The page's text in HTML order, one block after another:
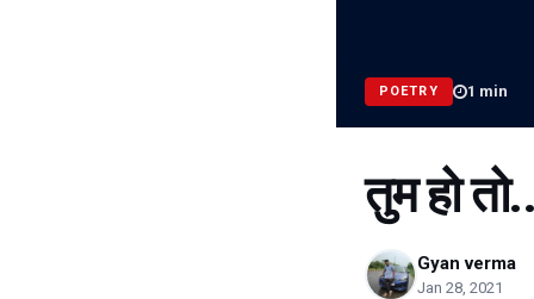
POETRY 1 min
तुम हो
Gyan verma
Jan 28, 2021